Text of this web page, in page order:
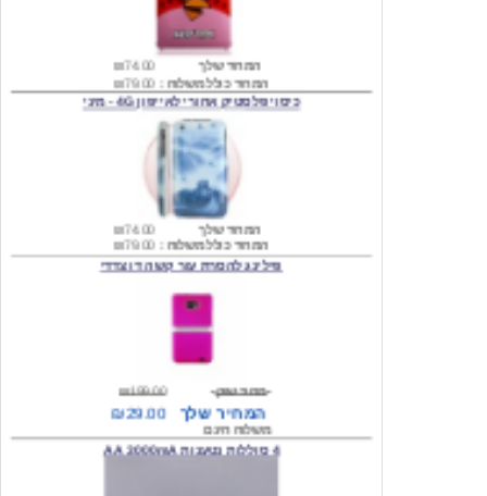
המחיר כולל משלוח :
כיסוי פלסטיק אחורי לאייפון 4G - מיני
₪74.00
המחיר שלך
המחיר כולל משלוח :
פילינג להסרת עור קשה דו צדדי
המחיר שלך
משלוח חינם